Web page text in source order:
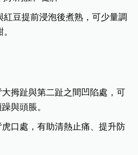
紅豆提前浸泡後煮熟，可少量調
拇趾與第二趾之間凹陷處，可
與頭脹。
口處，有助清熱止痛、提升防